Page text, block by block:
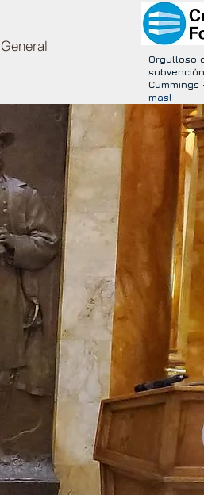
General
Orgulloso
Cummings
mas!